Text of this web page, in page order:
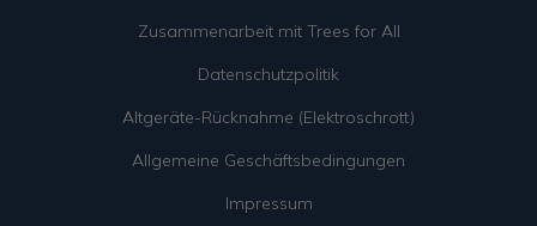
Zusammenarbeit mit Trees for All
Datenschutzpolitik
Altgeräte-Rücknahme (Elektroschrott)
Allgemeine Geschäftsbedingungen
Impressum